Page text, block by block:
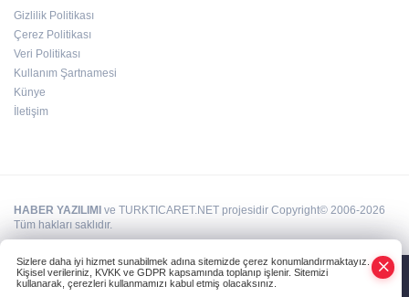
Gizlilik Politikası
Çerez Politikası
Veri Politikası
Kullanım Şartnamesi
Künye
İletişim
HABER YAZILIMI ve TURKTICARET.NET projesidir Copyright© 2006-2026
Tüm hakları saklıdır.
Sizlere daha iyi hizmet sunabilmek adına sitemizde çerez konumlandırmaktayız.
Kişisel verileriniz, KVKK ve GDPR kapsamında toplanıp işlenir. Sitemizi
kullanarak, çerezleri kullanmamızı kabul etmiş olacaksınız.